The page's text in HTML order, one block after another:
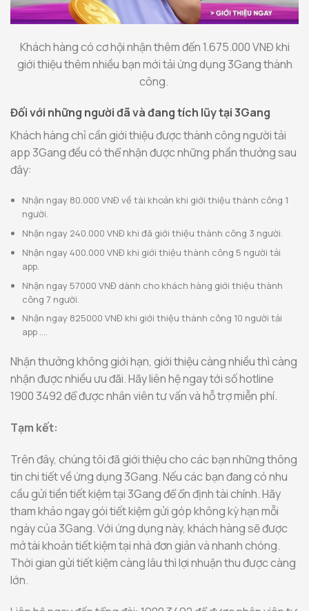
Khách hàng có cơ hội nhận thêm đến 1.675.000 VNĐ khi
giới thiệu thêm nhiều bạn mới tải ứng dụng 3Gang thành
công.
Đối với những người đã và đang tích lũy tại 3Gang
Khách hàng chỉ cần giới thiệu được thành công người tải
app 3Gang đều có thể nhận được những phần thưởng sau
đây:
Nhận ngay 80.000 VNĐ về tài khoản khi giới thiệu thành công 1
người.
Nhận ngay 240.000 VNĐ khi đã giới thiệu thành công 3 người.
Nhận ngay 400.000 VNĐ khi giới thiệu thành công 5 người tải
app.
Nhận ngay 57000 VNĐ dành cho khách hàng giới thiệu thành
công 7 người.
Nhận ngay 825000 VNĐ khi giới thiệu thành công 10 người tải
app ….
Nhận thưởng không giới hạn, giới thiệu càng nhiều thì càng
nhận được nhiều ưu đãi. Hãy liên hệ ngay tới số hotline
1900 3492 để được nhân viên tư vấn và hỗ trợ miễn phí.
Tạm kết:
Trên đây, chúng tôi đã giới thiệu cho các bạn những thông
tin chi tiết về ứng dụng 3Gang. Nếu các bạn đang có nhu
cầu gửi tiền tiết kiệm tại 3Gang để ổn định tài chính. Hãy
tham khảo ngay gói tiết kiệm gửi góp không kỳ hạn mỗi
ngày của 3Gang. Với ứng dụng này, khách hàng sẽ được
mở tài khoản tiết kiệm tại nhà đơn giản và nhanh chóng.
Thời gian gửi tiết kiệm càng lâu thì lợi nhuận thu được càng
lớn.